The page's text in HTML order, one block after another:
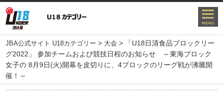
JBA公式サイト U18カテゴリー > 大会 >
「U18日清食品ブロックリー
グ2022」 参加チームおよび競技日程のお知らせ ～東海ブロック
女子の 8月9日(火)開幕を皮切りに、4ブロックのリーグ戦が沸騰開
催！～